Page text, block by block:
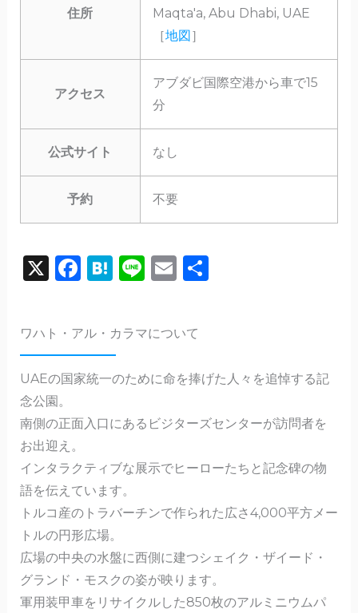
住所
Maqta'a, Abu Dhabi, UAE
［地図］
アクセス
アブダビ国際空港から車で15
分
公式サイト なし
予約 不要
F
e
b
o
o
E
l
Li
H
n
a
X
共
ワハト・アル・カラマについて
UAEの国家統一のために命を捧げた人々を追悼する記
念公園。
南側の正面入口にあるビジターズセンターが訪問者を
お出迎え。
インタラクティブな展示でヒーローたちと記念碑の物
語を伝えています。
トルコ産のトラバーチンで作られた広さ4,000平方メー
トルの円形広場。
広場の中央の水盤に西側に建つシェイク・ザイード・
グランド・モスクの姿が映ります。
軍用装甲車をリサイクルした850枚のアルミニウムパ